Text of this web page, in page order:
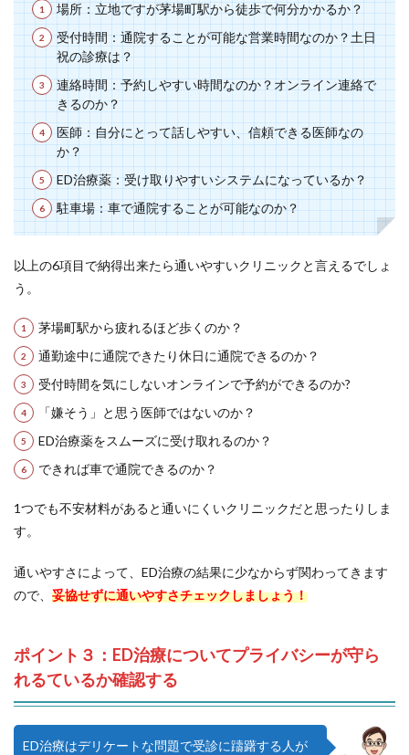
場所：立地ですが茅場町駅から徒歩で何分かかるか？
受付時間：通院することが可能な営業時間なのか？土日
祝の診療は？
連絡時間：予約しやすい時間なのか？オンライン連絡で
きるのか？
医師：自分にとって話しやすい、信頼できる医師なの
か？
ED治療薬：受け取りやすいシステムになっているか？
駐車場：車で通院することが可能なのか？
以上の6項目で納得出来たら通いやすいクリニックと言えるでしょ
う。
茅場町駅から疲れるほど歩くのか？
通勤途中に通院できたり休日に通院できるのか？
受付時間を気にしないオンラインで予約ができるのか?
「嫌そう」と思う医師ではないのか？
ED治療薬をスムーズに受け取れるのか？
できれば車で通院できるのか？
1つでも不安材料があると通いにくいクリニックだと思ったりしま
す。
通いやすさによって、ED治療の結果に少なからず関わってきます
ので、 妥協せずに通いやすさチェックしましょう！
ポイント３：ED治療についてプライバシーが守ら
れるているか確認する
ED治療はデリケートな問題で受診に躊躇する人が